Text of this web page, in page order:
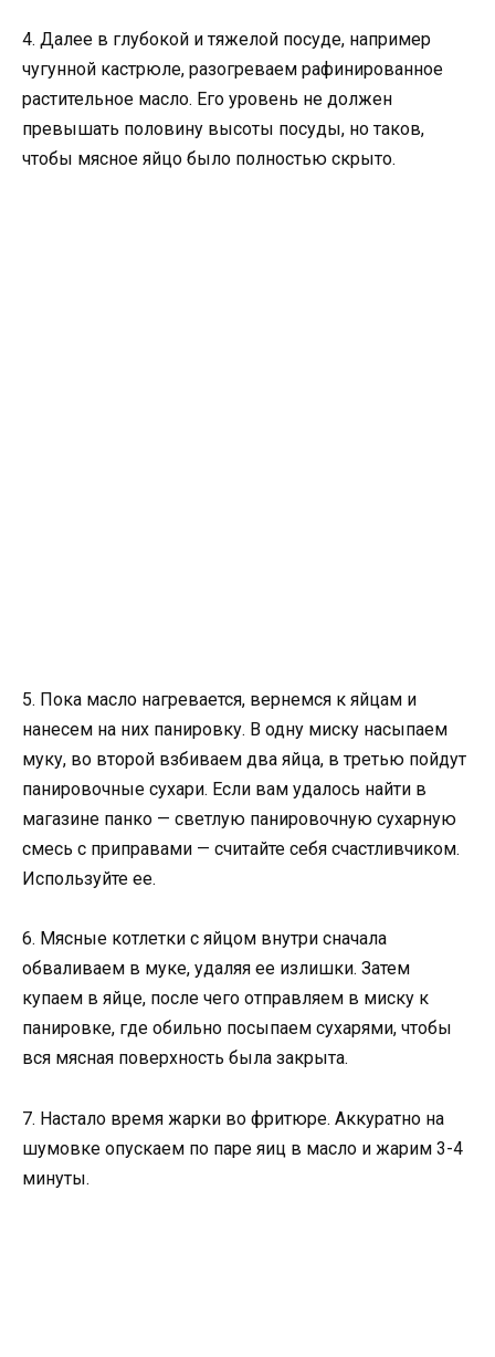
4. Далее в глубокой и тяжелой посуде, например
чугунной кастрюле, разогреваем рафинированное
растительное масло. Его уровень не должен
превышать половину высоты посуды, но таков,
чтобы мясное яйцо было полностью скрыто.
5. Пока масло нагревается, вернемся к яйцам и
нанесем на них панировку. В одну миску насыпаем
муку, во второй взбиваем два яйца, в третью пойдут
панировочные сухари. Если вам удалось найти в
магазине панко — светлую панировочную сухарную
смесь с приправами — считайте себя счастливчиком.
Используйте ее.
6. Мясные котлетки с яйцом внутри сначала
обваливаем в муке, удаляя ее излишки. Затем
купаем в яйце, после чего отправляем в миску к
панировке, где обильно посыпаем сухарями, чтобы
вся мясная поверхность была закрыта.
7. Настало время жарки во фритюре. Аккуратно на
шумовке опускаем по паре яиц в масло и жарим 3-4
минуты.